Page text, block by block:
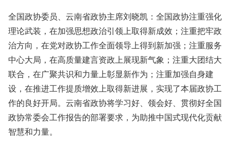
全国政协委员、云南省政协主席刘晓凯：全国政协注重强化
理论武装，在加强思想政治引领上取得新成效；注重把牢政
治方向，在党对政协工作全面领导上得到新加强；注重服务
中心大局，在高质量建言资政上展现新气象；注重大团结大
联合，在广聚共识和力量上彰显新作为；注重加强自身建
设，在推进工作提质增效上取得新进展，实现了本届政协工
作的良好开局。云南省政协将学习好、领会好、贯彻好全国
政协常委会工作报告的部署要求，为助推中国式现代化贡献
智慧和力量。